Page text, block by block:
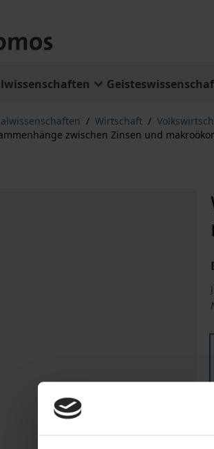
/ Wirtschaft /
zwischen Zinsen und